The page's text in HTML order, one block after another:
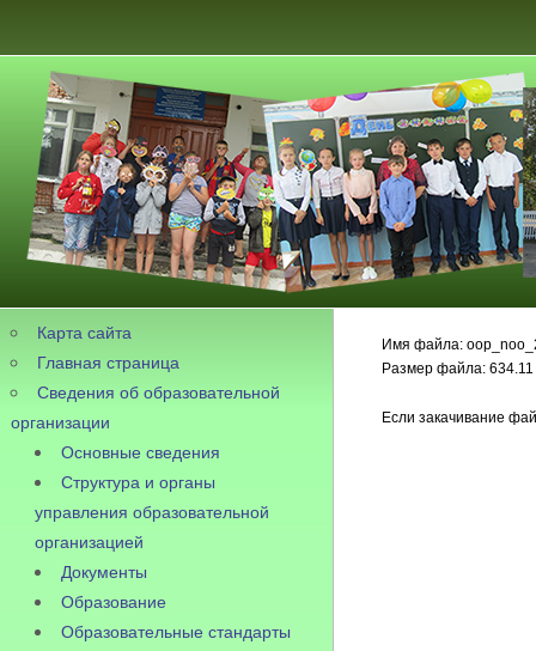
Карта сайта
Главная страница
Сведения об образовательной
организации
Основные сведения
Структура и органы
управления образовательной
организацией
Документы
Образование
Образовательные стандарты
Имя файла:
Размер файла: 634.11
Если закачивание